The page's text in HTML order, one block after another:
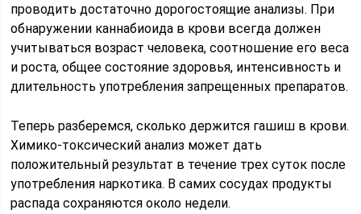
проводить достаточно дорогостоящие анализы. При
обнаружении каннабиоида в крови всегда должен
учитываться возраст человека, соотношение его веса
и роста, общее состояние здоровья, интенсивность и
длительность употребления запрещенных препаратов.
Теперь разберемся, сколько держится гашиш в крови.
Химико-токсический анализ может дать
положительный результат в течение трех суток после
употребления наркотика. В самих сосудах продукты
распада сохраняются около недели.